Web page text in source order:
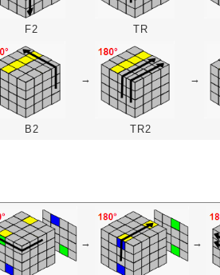
F2 TR
→ →
B2 TR2
→ →